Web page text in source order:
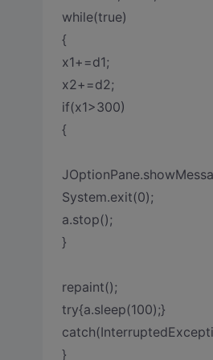
while(true)
{
x1+=d1;
x2+=d2;
if(x1>300)
{
System.exit(0);
a.stop();
}
repaint();
try{a.sleep(100);}
}